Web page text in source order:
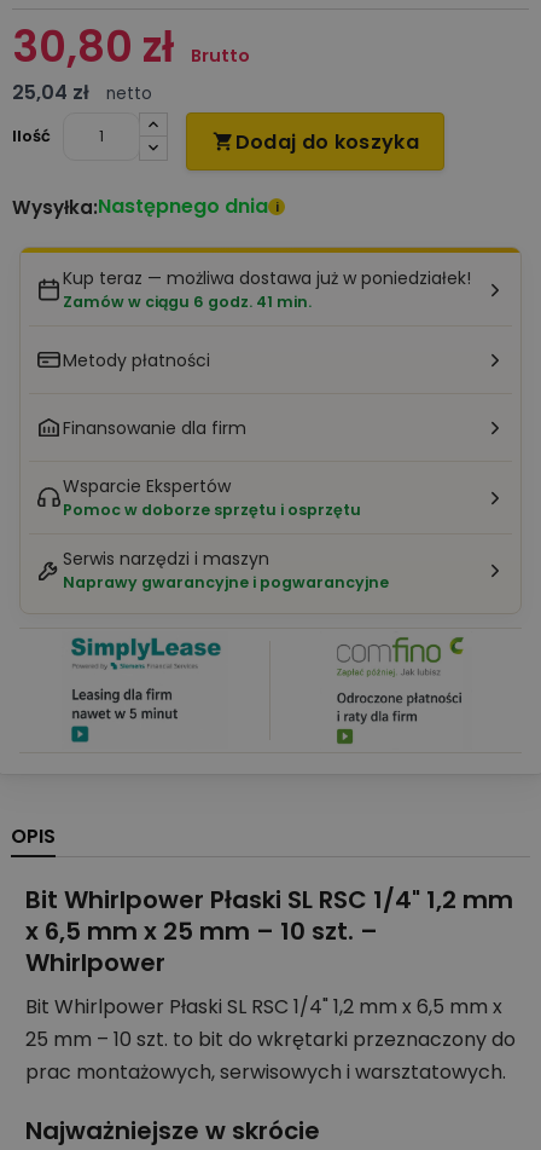
30,80 zł Brutto
25,04 zł
netto
Ilość
 Dodaj do koszyka
Wysyłka:Następnego dnia i
Kup teraz — możliwa dostawa już w poniedziałek!
Zamów w ciągu 6 godz. 41 min.
Metody płatności
Finansowanie dla firm
Wsparcie Ekspertów
Pomoc w doborze sprzętu i osprzętu
Serwis narzędzi i maszyn
Naprawy gwarancyjne i pogwarancyjne
OPIS
Bit Whirlpower Płaski SL RSC 1/4" 1,2 mm
x 6,5 mm x 25 mm – 10 szt. –
Whirlpower
Bit Whirlpower Płaski SL RSC 1/4" 1,2 mm x 6,5 mm x
25 mm – 10 szt. to bit do wkrętarki przeznaczony do
prac montażowych, serwisowych i warsztatowych.
Najważniejsze w skrócie